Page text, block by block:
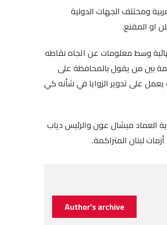
ومختلف الجهات الدولية
او المقنع.
وسط معلومات عن اتجاه نقاطه
بين من يقول بالمحافظة على
على تدوير الزوايا في شأنه كي
من رئيس الجمهورية العماد ميشال عون والرئيس دياب
لبنان المتراكمة.
Author's archive